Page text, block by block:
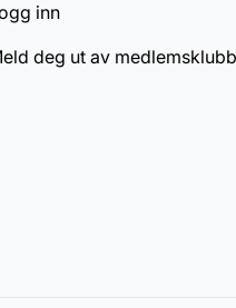
inn
deg ut av